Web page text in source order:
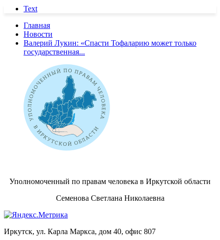
Text
Главная
Новости
Валерий Лукин: «Спасти Тофаларию может только
государственная...
Уполномоченный по правам человека в Иркутской области
Семенова Светлана Николаевна
Иркутск, ул. Карла Маркса, дом 40, офис 807